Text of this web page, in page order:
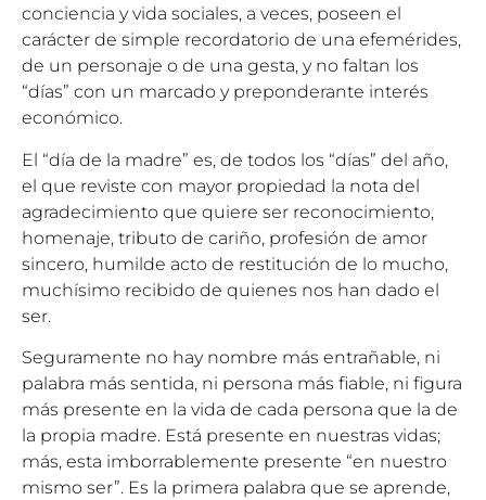
conciencia y vida sociales, a veces, poseen el
carácter de simple recordatorio de una efemérides,
de un personaje o de una gesta, y no faltan los
“días” con un marcado y preponderante interés
económico.
El “día de la madre” es, de todos los “días” del año,
el que reviste con mayor propiedad la nota del
agradecimiento que quiere ser reconocimiento,
homenaje, tributo de cariño, profesión de amor
sincero, humilde acto de restitución de lo mucho,
muchísimo recibido de quienes nos han dado el
ser.
Seguramente no hay nombre más entrañable, ni
palabra más sentida, ni persona más fiable, ni figura
más presente en la vida de cada persona que la de
la propia madre. Está presente en nuestras vidas;
más, esta imborrablemente presente “en nuestro
mismo ser”. Es la primera palabra que se aprende,